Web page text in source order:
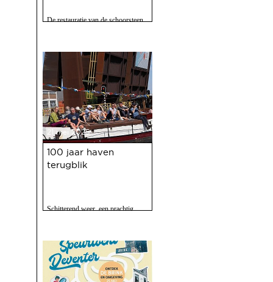
De restauratie van de schoorsteen
21 mei 2025
100 jaar haven
terugblik
Schitterend weer, een prachtig
op 10 mei jl. van 100 jaar Haven
was een ongekend succes.